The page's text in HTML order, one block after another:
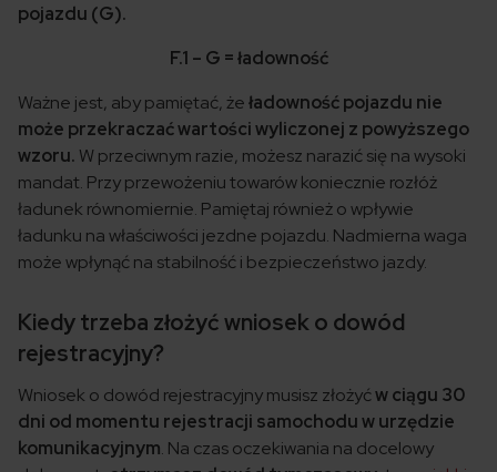
pojazdu (G).
F.1 – G = ładowność
Ważne jest, aby pamiętać, żeładowność pojazdu nie
może przekraczać wartości wyliczonej z powyższego
wzoru. W przeciwnym razie, możesz narazić się na wysoki
mandat. Przy przewożeniu towarów koniecznie rozłóż
ładunek równomiernie. Pamiętaj również o wpływie
ładunku na właściwości jezdne pojazdu. Nadmierna waga
może wpłynąć na stabilność i bezpieczeństwo jazdy.
Kiedy trzeba złożyć wniosek o dowód
rejestracyjny?
Wniosek o dowód rejestracyjny musisz złożyćw ciągu 30
dni od momentu rejestracji samochodu w urzędzie
komunikacyjnym. Na czas oczekiwania na docelowy